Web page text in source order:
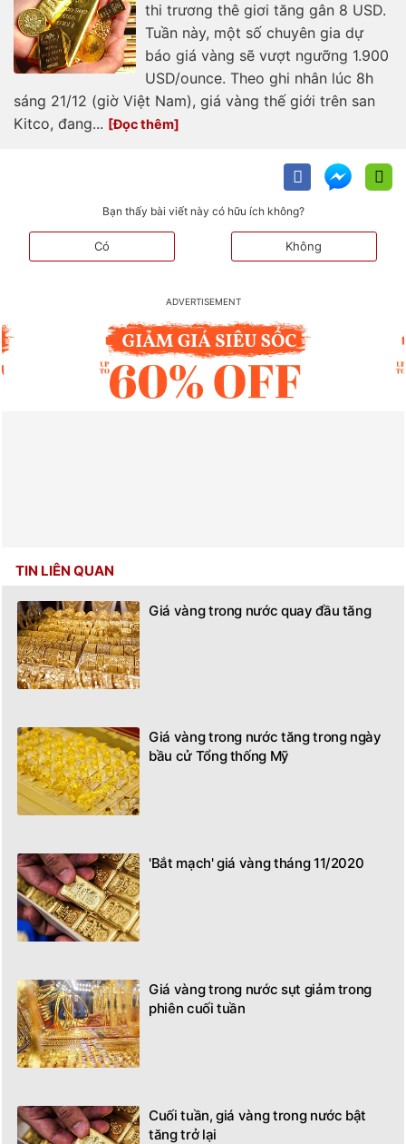
thi trương thê giơi tăng gân 8 USD.
Tuần này, một số chuyên gia dự
báo giá vàng sẽ vượt ngưỡng 1.900
USD/ounce. Theo ghi nhân lúc 8h
sáng 21/12 (giờ Việt Nam), giá vàng thế giới trên san
Kitco, đang...
Bạn thấy bài viết này có hữu ích không?
Có Không
TIN LIÊN QUAN
Giá vàng trong nước quay đầu tăng
Giá vàng trong nước tăng trong ngày
bầu cử Tổng thống Mỹ
'Bắt mạch' giá vàng tháng 11/2020
Giá vàng trong nước sụt giảm trong
phiên cuối tuần
Cuối tuần, giá vàng trong nước bật
tăng trở lại